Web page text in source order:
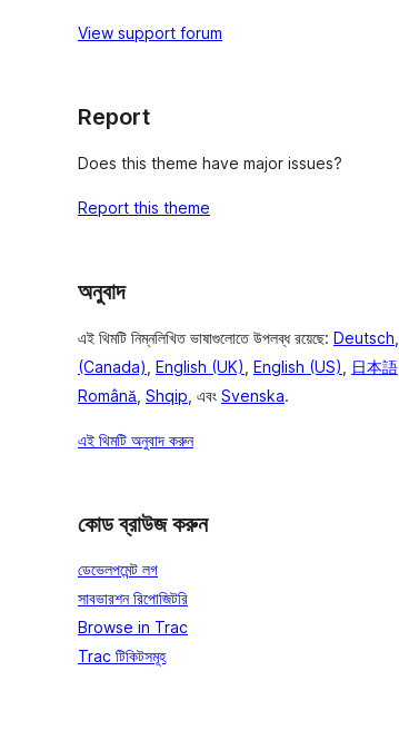
View support forum
Report
Does this theme have major issues?
Report this theme
অনুবাদ
এই থিমটি নিম্নলিখিত ভাষাগুলোতে উপলব্ধ রয়েছে: Deutsch
(Canada) English (UK) English (US) 日本語
Română Shqip , এবং Svenska.
এই থিমটি অনুবাদ করুন
কোড ব্রাউজ করুন
ডেভেলপমেন্ট লগ
সাবভারশন রিপোজিটরি
Browse in Trac
Trac টিকিটসমূহ